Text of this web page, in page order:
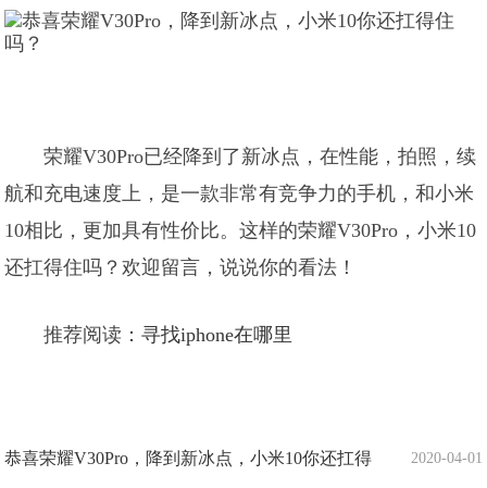
荣耀V30Pro已经降到了新冰点，在性能，拍照，续
航和充电速度上，是一款非常有竞争力的手机，和小米
10相比，更加具有性价比。这样的荣耀V30Pro，小米10
还扛得住吗？欢迎留言，说说你的看法！
推荐阅读：寻找iphone在哪里
2020-04-01
恭喜荣耀V30Pro，降到新冰点，小米10你还扛得